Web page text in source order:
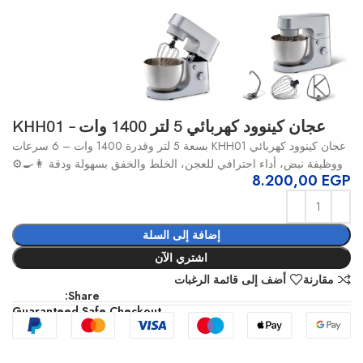
عجان كينوود كهربائي 5 لتر 1400 وات – KHH01
عجان كينوود كهربائي KHH01 بسعة 5 لتر وقدرة 1400 وات – 6 سرعات
ووظيفة نبض، أداء احترافي للعجن، الخلط والخفق بسهولة ودقة 👩‍🍳⚙️
8.200,00 EGP
إضافة إلى السلة
اشتري الآن
مقارنة
أضف إلى قائمة الرغبات
Share:
Guaranteed Safe Checkout